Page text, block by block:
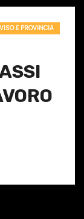
E PROVINCIA